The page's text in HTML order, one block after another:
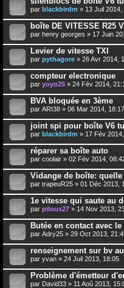
par blackbirdm » 13 Juil 2014,
boîte DE VITESSE R25
par henry georges » 17 Juin
Levier de vitesse TXI
par pythagore » 26 Avr 2014,
compteur electronique
par yoyo25 » 24 Fév 2014,
BVA bloquée en 3ème
par ARI38 » 06 Mar 2014, 18:17
joint spi pour boîte V6
par blackbirdm » 17 Fév
réparer sa boîte auto
par coolair » 02 Fév 2014,
Vidange de boîte:
par trapeuR25 » 01 Déc 2013,
1e vitesse qui saute au
par piloux27 » 14 Nov 2013,
Butée en contact avec
par Adry25 » 29 Oct 2013,
renseignement sur bv
par yvan » 24 Juil 2013, 18:05
Problème d'émetteur
par David33 » 11 Aoû 2013,